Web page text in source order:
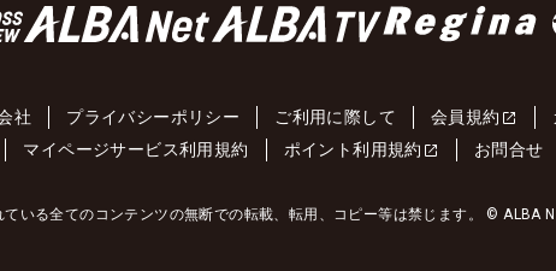
社 プライバシーポリシー ご利用に際して 会員規約
マイページサービス利用規約 ポイント利用規約 お問合せ
ている全てのコンテンツの無断での転載、転用、コピー等は禁じます。 © ALBA